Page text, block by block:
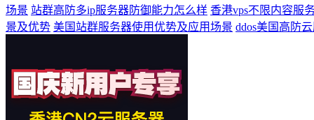
场景 站群高防多ip服务器防御能力怎么样 香港vps不限内容服
景及优势 美国站群服务器使用优势及应用场景 ddos美国高防